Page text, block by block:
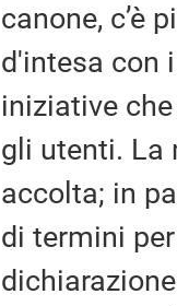
canone, c’è
d'intesa con
iniziative
gli utenti. La
accolta; in
di termini